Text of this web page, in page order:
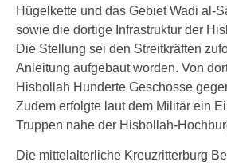
Hügelkette und das Gebiet Wadi al-
sowie die dortige Infrastruktur der
Die Stellung sei den Streitkräften
Anleitung aufgebaut worden. Von
Hisbollah Hunderte Geschosse
Zudem erfolgte laut dem Militär ein
Truppen nahe der Hisbollah-
Die mittelalterliche Kreuzritterburg